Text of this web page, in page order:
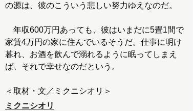
の源は、彼のこういう悲しい努力ゆえなのだ。
年収600万円あっても、彼はいまだに5畳1間で
家賃4万円の家に住んでいるそうだ。仕事に明け
暮れ、お酒を飲んで溺れるように眠ってしまえ
ば、それで幸せなのだという。
＜取材・文／ミクニシオリ＞
ミクニシオリ